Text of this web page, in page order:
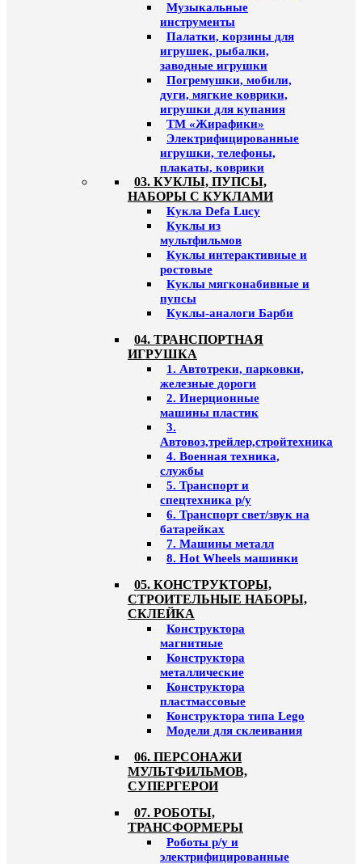
Музыкальные
инструменты
Палатки, корзины для
игрушек, рыбалки,
заводные игрушки
Погремушки, мобили,
дуги, мягкие коврики,
игрушки для купания
ТМ «Жирафики»
Электрифицированные
игрушки, телефоны,
плакаты, коврики
03. КУКЛЫ, ПУПСЫ,
НАБОРЫ С КУКЛАМИ
Кукла Defa Lucy
Куклы из
мультфильмов
Куклы интерактивные и
ростовые
Куклы мягконабивные и
пупсы
Куклы-аналоги Барби
04. ТРАНСПОРТНАЯ
ИГРУШКА
1. Автотреки, парковки,
железные дороги
2. Инерционные
машины пластик
3.
Автовоз,трейлер,стройтехника
4. Военная техника,
службы
5. Транспорт и
спецтехника р/у
6. Транспорт свет/звук на
батарейках
7. Машины металл
8. Hot Wheels машинки
05. КОНСТРУКТОРЫ,
СТРОИТЕЛЬНЫЕ НАБОРЫ,
СКЛЕЙКА
Конструктора
магнитные
Конструктора
металлические
Конструктора
пластмассовые
Конструктора типа Lego
Модели для склеивания
06. ПЕРСОНАЖИ
МУЛЬТФИЛЬМОВ,
СУПЕРГЕРОИ
07. РОБОТЫ,
ТРАНСФОРМЕРЫ
Роботы р/у и
электрифицированные